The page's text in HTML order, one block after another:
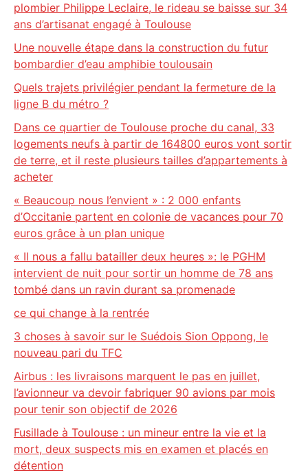
plombier Philippe Leclaire, le rideau se baisse sur 34
ans d’artisanat engagé à Toulouse
Une nouvelle étape dans la construction du futur
bombardier d’eau amphibie toulousain
Quels trajets privilégier pendant la fermeture de la
ligne B du métro ?
Dans ce quartier de Toulouse proche du canal, 33
logements neufs à partir de 164800 euros vont sortir
de terre, et il reste plusieurs tailles d’appartements à
acheter
« Beaucoup nous l’envient » : 2 000 enfants
d’Occitanie partent en colonie de vacances pour 70
euros grâce à un plan unique
« Il nous a fallu batailler deux heures »: le PGHM
intervient de nuit pour sortir un homme de 78 ans
tombé dans un ravin durant sa promenade
ce qui change à la rentrée
3 choses à savoir sur le Suédois Sion Oppong, le
nouveau pari du TFC
Airbus : les livraisons marquent le pas en juillet,
l’avionneur va devoir fabriquer 90 avions par mois
pour tenir son objectif de 2026
Fusillade à Toulouse : un mineur entre la vie et la
mort, deux suspects mis en examen et placés en
détention